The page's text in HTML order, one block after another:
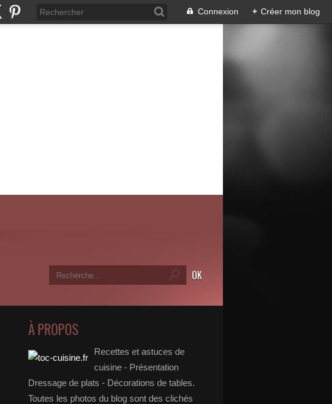
Connexion + Créer mon blog
À PROPOS
Recettes et astuces de
cuisine - Présentation
Dressage de plats - Décorations de tables.
Toutes les photos du blog sont des clichés